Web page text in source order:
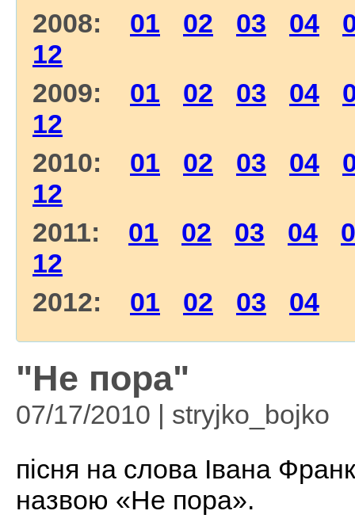
2008: 01 02 03 04
12
2009: 01 02 03 04
12
2010: 01 02 03 04
12
2011: 01 02 03 04
12
2012: 01 02 03 04
"Не пора"
07/17/2010 | stryjko_bojko
пісня на слова Івана
назвою «Не пора».